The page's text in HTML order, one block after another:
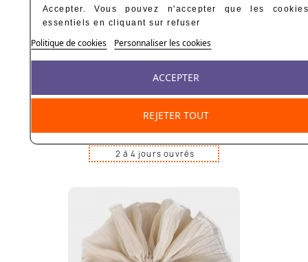
6,45 €
2 à 4 jours ouvrés
Accepter. Vous pouvez n'accepter que les
essentiels en cliquant sur refuser
Politique de cookies Personnaliser les cookies
REJETER TOUT
ACCEPTER